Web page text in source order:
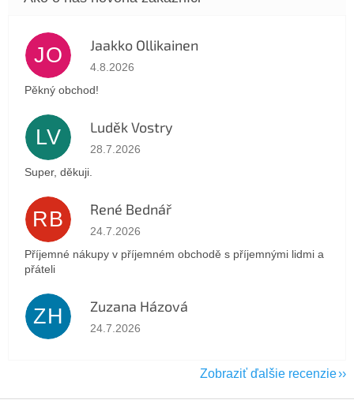
JO Jaakko Ollikainen
Hodnotenie obchodu je 5 z 5 hviezdičiek.
4.8.2026
Pěkný obchod!
LV Luděk Vostry
Hodnotenie obchodu je 5 z 5 hviezdičiek.
28.7.2026
Super, děkuji.
RB René Bednář
Hodnotenie obchodu je 5 z 5 hviezdičiek.
24.7.2026
Příjemné nákupy v příjemném obchodě s příjemnými lidmi a
přáteli
ZH Zuzana Házová
Hodnotenie obchodu je 5 z 5 hviezdičiek.
24.7.2026
Zobraziť ďalšie recenzie